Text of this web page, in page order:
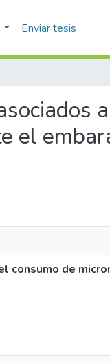
Enviar tesis
el
consumo de